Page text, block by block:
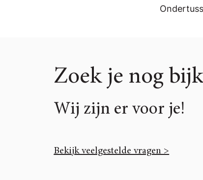
Zoek je nog
Wij zijn er voor je!
Bekijk veelgestelde vragen >